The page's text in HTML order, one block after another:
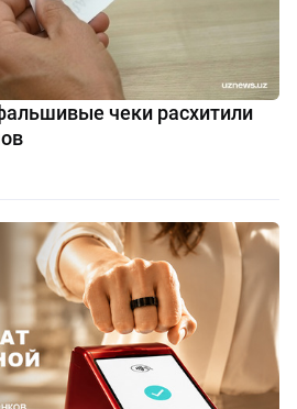
чеки расхитили